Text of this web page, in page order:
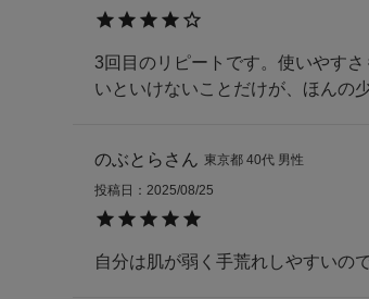
3回目のリピートです。使いやす
いといけないことだけが、ほんの
のぶとら 東京都 40代 男性
投稿日
2025/08/25